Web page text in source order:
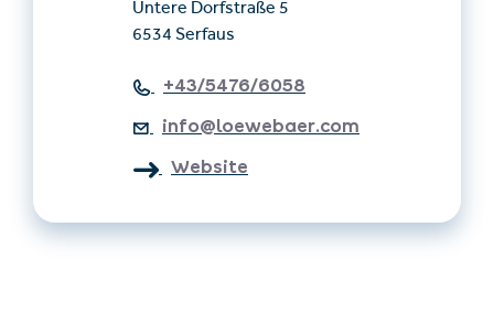
Untere Dorfstraße 5
6534 Serfaus
+43/5476/6058
info@loewebaer.com
Website